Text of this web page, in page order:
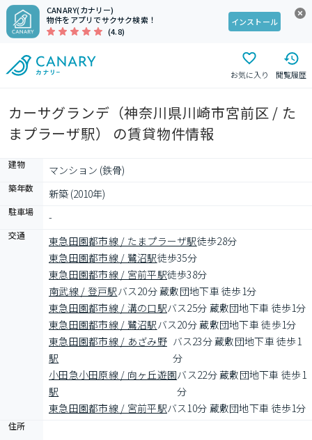
CANARY(カナリー)
物件をアプリでサクサク検索！
(4.8)
インストール
お気に入り 閲覧履歴
カーサグランデ（神奈川県川崎市宮前区 / た
まプラーザ駅） の賃貸物件情報
建物 マンション (鉄骨)
築年数 新築 (2010年)
駐車場 -
交通 東急田園都市線 / たまプラーザ駅徒歩28分
東急田園都市線 / 鷺沼駅徒歩35分
東急田園都市線 / 宮前平駅徒歩38分
南武線 / 登戸駅バス20分 蔵敷団地下車 徒歩1分
東急田園都市線 / 溝の口駅バス25分 蔵敷団地下車 徒歩1分
東急田園都市線 / 鷺沼駅バス20分 蔵敷団地下車 徒歩1分
東急田園都市線 / あざみ野
駅
バス23分 蔵敷団地下車 徒歩1
分
小田急小田原線 / 向ヶ丘遊園
駅
バス22分 蔵敷団地下車 徒歩1
分
東急田園都市線 / 宮前平駅バス10分 蔵敷団地下車 徒歩1分
住所